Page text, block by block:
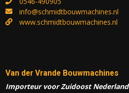
info@schmidtbouwmachines.nl
www.schmidtbouwmachines.nl
Van der Vrande Bouwmachines
Importeur voor Zuidoost Nederland